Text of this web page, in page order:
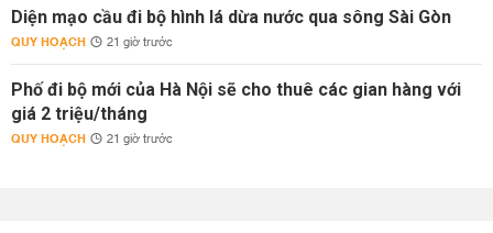
Diện mạo cầu đi bộ hình lá dừa nước qua sông Sài Gòn
QUY HOẠCH 21 giờ trước
Phố đi bộ mới của Hà Nội sẽ cho thuê các gian hàng với
giá 2 triệu/tháng
QUY HOẠCH 21 giờ trước